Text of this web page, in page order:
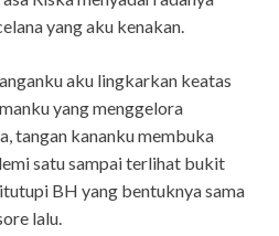
yang aku kenakan.
aku lingkarkan keatas
yang menggelora
tangan kananku membuka
satu sampai terlihat bukit
BH yang bentuknya sama
lalu.